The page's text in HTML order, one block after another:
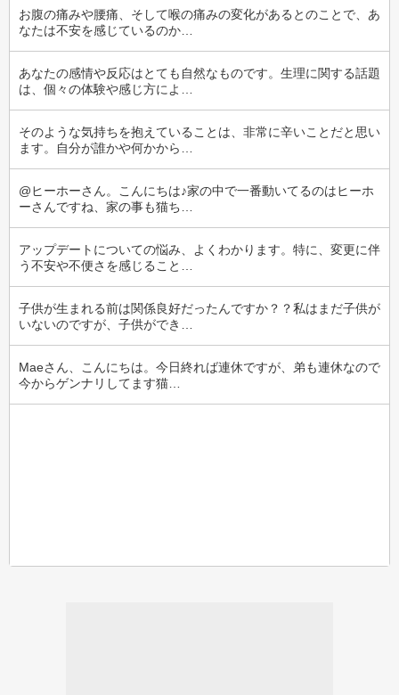
お腹の痛みや腰痛、そして喉の痛みの変化があるとのことで、あ
なたは不安を感じているのか…
あなたの感情や反応はとても自然なものです。生理に関する話題
は、個々の体験や感じ方によ…
そのような気持ちを抱えていることは、非常に辛いことだと思い
ます。自分が誰かや何かから…
@ヒーホーさん。こんにちは♪家の中で一番動いてるのはヒーホ
ーさんですね、家の事も猫ち…
アップデートについての悩み、よくわかります。特に、変更に伴
う不安や不便さを感じること…
子供が生まれる前は関係良好だったんですか？？私はまだ子供が
いないのですが、子供ができ…
Maeさん、こんにちは。今日終れば連休ですが、弟も連休なので
今からゲンナリしてます猫…